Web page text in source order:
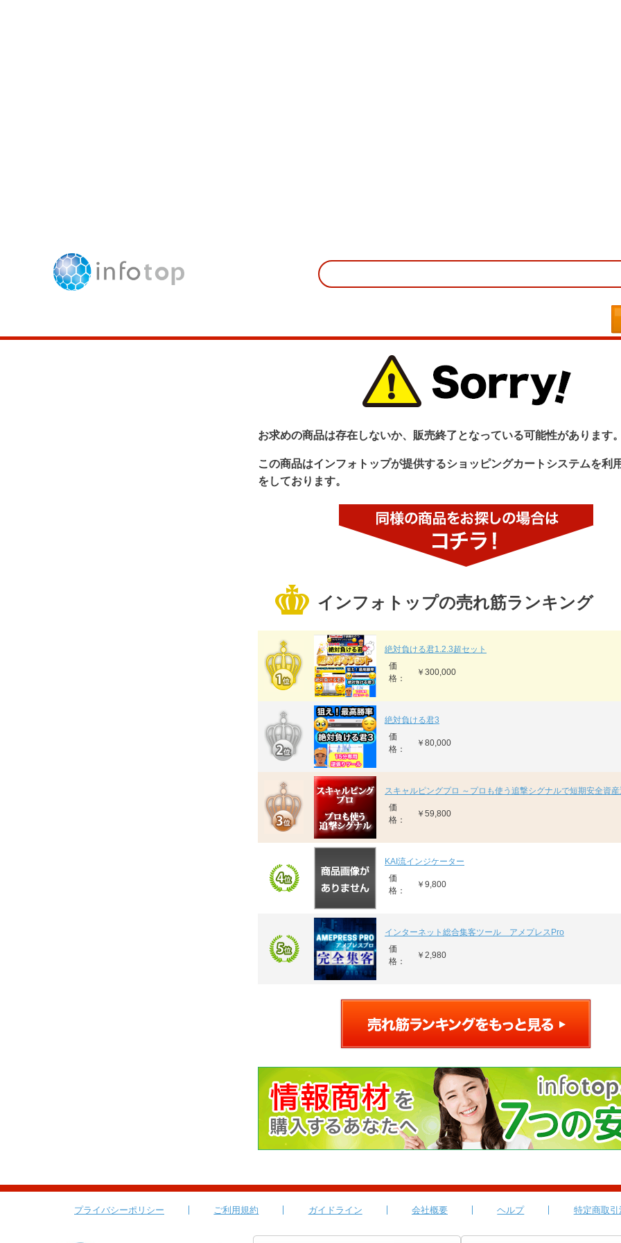
お求めの商品は存在しないか、販売終了となっている可能性があります
この商品はインフォトップが提供するショッピングカートシステムを利
をしております。
インフォトップの売れ筋ランキング
絶対負ける君1.2.3超セット
価
格：
￥300,000
絶対負ける君3
価
格：
￥80,000
スキャルピングプロ ～プロも使う追撃シグナルで短期安全資
価
格：
￥59,800
KAI流インジケーター
価
格：
￥9,800
インターネット総合集客ツール アメプレスPro
価
格：
￥2,980
プライバシーポリシー ご利用規約 ガイドライン 会社概要 ヘルプ 特定商取